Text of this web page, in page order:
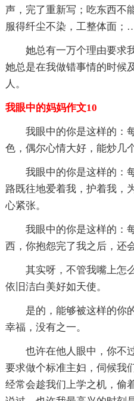
声，完了重新写；吃东西不
服得纤尘不染，工整体面；
她总有一万个理由要求我
她总是在我做错事情的时候
人。
我眼中的妈妈作文10
我眼中的你是这样的：
色，偶尔心情大好，能炒几
我眼中的你是这样的：每
路既往地爱着我，护着我，
心紧张。
我眼中的你是这样的：每
西，你抱怨完了我之后，还
其实呀，不管我嘴上怎么
依旧洁白美好如天使。
是的，能够被这样的你的
幸福，没有之一。
也许在他人眼中，你不过
要求做个标准主妇，伺候我
经常会趁我们上学之机，偷